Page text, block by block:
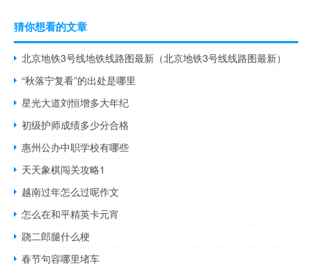
猜你想看的文章
北京地铁3号线地铁线路图最新（北京地铁3号线线路图最新）
“秋落宁复看”的出处是哪里
星光大道刘恒增多大年纪
初级护师成绩多少分合格
惠州公办中职学校有哪些
天天象棋闯关攻略1
越南过年怎么过呢作文
怎么在和平精英卡元宵
跷二郎腿什么梗
春节句容哪里堵车